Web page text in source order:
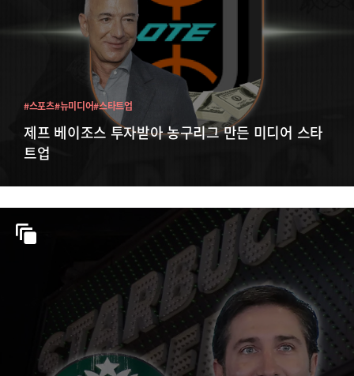
제프 베이조스 투자받아 농구리그 만든 미디어 스타
트업
#스포츠#뉴미디어#스타트업